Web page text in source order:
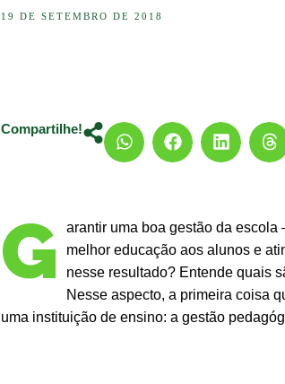
19 DE SETEMBRO DE 2018
Compartilhe!
G
arantir uma boa gestão da
melhor educação aos alunos e
nesse resultado? Entende quais
Nesse aspecto, a primeira coisa
uma instituição de ensino: a gestão